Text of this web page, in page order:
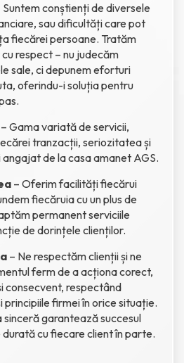
Suntem conștienți de diversele
sau dificultăți care pot
fiecărei persoane. Tratăm
respect – nu judecăm
sale, ci depunem eforturi
oferindu-i soluția pentru
– Gama variată de servicii,
tranzacții, seriozitatea și
de la casa amanet AGS.
– Oferim facilități fiecărui
fiecăruia cu un plus de
permanent serviciile
de dorințele clienților.
– Ne respectăm clienții și ne
ferm de a acționa corect,
consecvent, respectând
principiile firmei în orice situație.
sinceră garantează succesul
durată cu fiecare client în parte.